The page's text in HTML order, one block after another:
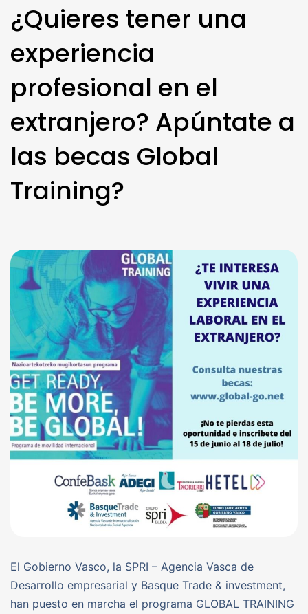
¿Quieres tener una
experiencia
profesional en el
extranjero? Apúntate a
las becas Global
Training?
El Gobierno Vasco, la SPRI – Agencia Vasca de
Desarrollo empresarial y Basque Trade & investment,
han puesto en marcha el programa GLOBAL TRAINING